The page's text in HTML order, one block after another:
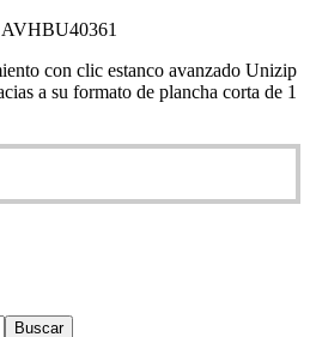
AVHBU40361
con clic estanco avanzado Unizip
a su formato de plancha corta de 1
Buscar